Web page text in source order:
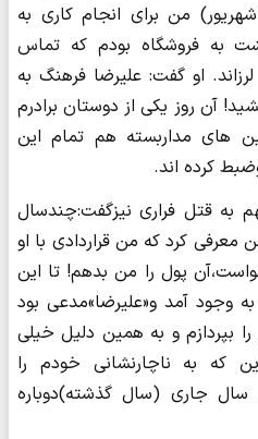
من برای انجام کاری به
به فروشگاه بودم که تماس
او گفت: علیرضا فرهنگ به
آن روز یکی از دوستان برادرم
های مداربسته هم تمام این
کرده اند.
به قتل فراری نیزگفت:چندسال
معرفی کرد که من قراردادی با او
پول را من بدهم! تا این
وجود آمد و«علیرضا»مدعی بود
بپردازم و به همین دلیل خیلی
که به ناچارنشانی خودم را
سال جاری (سال گذشته)دوباره